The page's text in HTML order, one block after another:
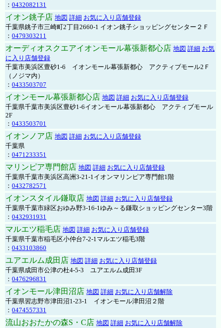
： 0432082131
イオン銚子店 地図 詳細 お気に入り店舗登録
千葉県銚子市三崎町2丁目2660-1 イオン銚子ショッピングセンター２Ｆ
： 0479303211
オーディオスクエアイオンモール幕張新都心店 地図 詳細 お気
に入り店舗登録
千葉市美浜区豊砂1-6 イオンモール幕張新都心 アクティブモール2Ｆ
（ノジマ内）
： 0433503707
イオンモール幕張新都心店 地図 詳細 お気に入り店舗登録
千葉県千葉市美浜区豊砂1-6イオンモール幕張新都心 アクティブモール
2F
： 0433503701
イオンノア店 地図 詳細 お気に入り店舗登録
千葉県
： 0471233351
マリンピア専門館店 地図 詳細 お気に入り店舗登録
千葉県千葉市美浜区高洲3-21-1イオンマリンピア専門館1階
： 0432782571
イオンスタイル鎌取店 地図 詳細 お気に入り店舗登録
千葉県千葉市緑区おゆみ野3-16-1ゆみ～る鎌取ショッピングセンター3階
： 0432931931
マルエツ稲毛店 地図 詳細 お気に入り店舗登録
千葉県千葉市稲毛区小仲台7-2-1マルエツ稲毛3階
： 0433103860
ユアエルム成田店 地図 詳細 お気に入り店舗登録
千葉県成田市公津の杜4-5-3 ユアエルム成田3F
： 0476296831
イオンモール津田沼店 地図 詳細 お気に入り店舗解除
千葉県習志野市津田沼1-23-1 イオンモール津田沼２階
： 0474557331
流山おおたかの森S・C店 地図 詳細 お気に入り店舗解除